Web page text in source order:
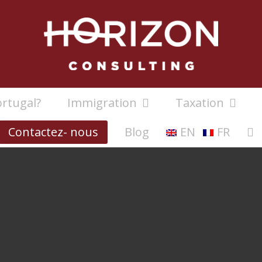
Immigration Taxation
Contactez- nous
Blog EN FR